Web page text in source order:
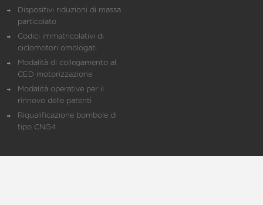
Dispositivi riduzioni di massa
particolato
Codici immatricolativi di
ciclomotori omologati
Modalità di collegamento al
CED motorizzazione
Modalità operative per il
rinnovo delle patenti
Riqualificazione bombole di
tipo CNG4